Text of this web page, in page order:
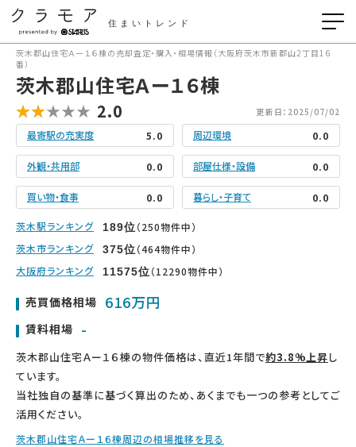
住まいトレンド
茨木郡山住宅Ａー１６棟の売却査定・購入・相場情報（大阪府茨木市新郡山2丁目16
番）
茨木郡山住宅Ａー１６棟
2.0 更新日：2025/07/02
最寄駅の充実度 5.0 周辺環境 0.0
外観・共用部 0.0 部屋仕様・設備 0.0
買い物・食事 0.0 暮らし・子育て 0.0
茨木駅ランキング 189位（250物件中）
茨木市ランキング
375位（464物件中）
大阪府ランキング
11575位（12290物件中）
売買価格相場 616万円
賃料相場 -
茨木郡山住宅Ａー１６棟の物件価格は、直近1年間で約3.8%上昇し
ています。
当社独自の基準に基づく算出のため、あくまでも一つの参考としてご
活用ください。
茨木郡山住宅Ａー１６棟周辺の相場推移を見る